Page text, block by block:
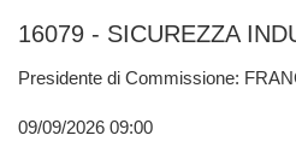
16079 - SICUREZZA
Presidente di Commissione:
09/09/2026 09:00